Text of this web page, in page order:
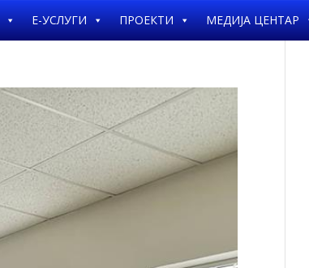
Е-УСЛУГИ ПРОЕКТИ МЕДИЈА ЦЕНТАР